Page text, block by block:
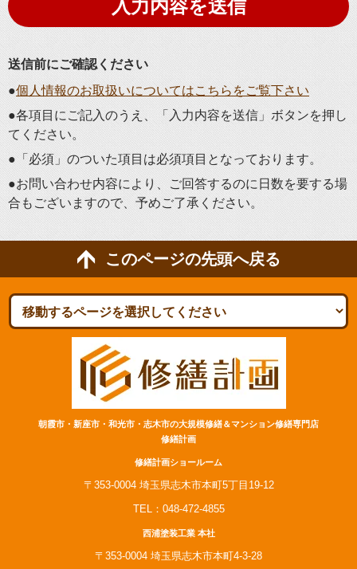
送信前にご確認ください
●個人情報のお取扱いについてはこちらをご覧下さい
●各項目にご記入のうえ、「入力内容を送信」ボタンを押し
てください。
●「必須」のついた項目は必須項目となっております。
●お問い合わせ内容により、ご回答するのに日数を要する場
合もございますので、予めご了承ください。
このページの先頭へ戻る
朝霞市・新座市・和光市・志木市の大規模修繕＆マンション修繕専門店
修繕計画
修繕計画ショールーム
〒353-0004 埼玉県志木市本町5丁目19-12
TEL：048-472-4855
西浦塗装工業 本社
〒353-0004 埼玉県志木市本町4-3-28